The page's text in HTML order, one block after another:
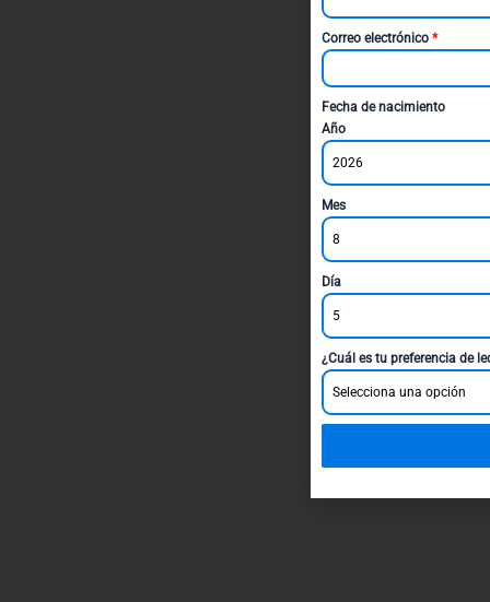
Correo electrónico *
Fecha de nacimiento
Año
2026
Mes
8
Día
5
¿Cuál es tu preferencia de
Selecciona una opción